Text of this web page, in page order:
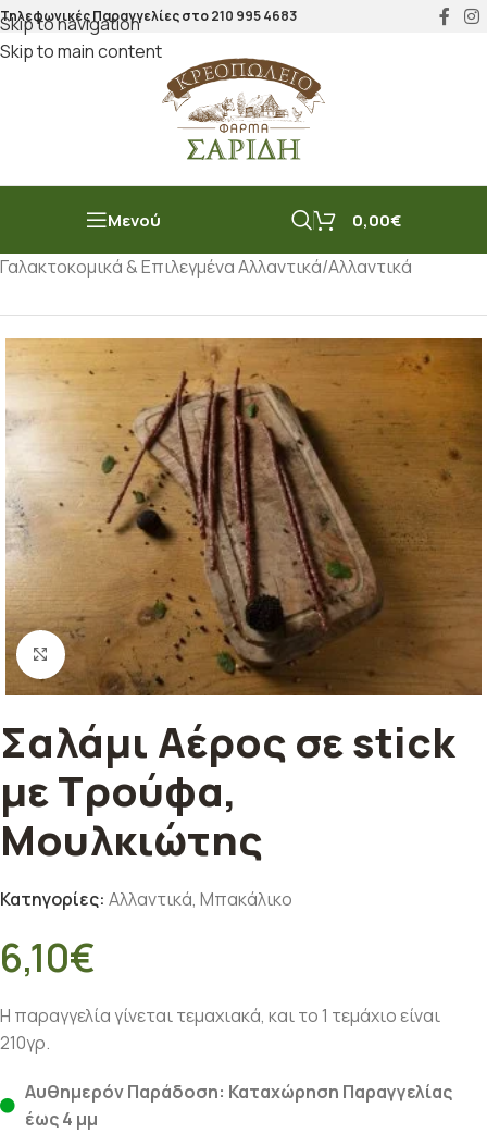
Skip to navigation
Skip to main content
Τηλεφωνικές Παραγγελίες στο210 995 4683
Μενού 0,00€
Γαλακτοκομικά & Επιλεγμένα Αλλαντικά/Αλλαντικά
Κλικ για μεγέθυνση
Σαλάμι Αέρος σε stick
με Τρούφα,
Μουλκιώτης
Κατηγορίες: Αλλαντικά, Μπακάλικο
6,10€
Η παραγγελία γίνεται τεμαχιακά, και το 1 τεμάχιο είναι
210γρ.
Αυθημερόν Παράδοση: Καταχώρηση Παραγγελίας
έως 4 μμ